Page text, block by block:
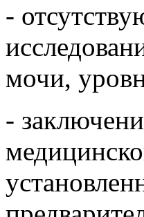
-
мочи,
-